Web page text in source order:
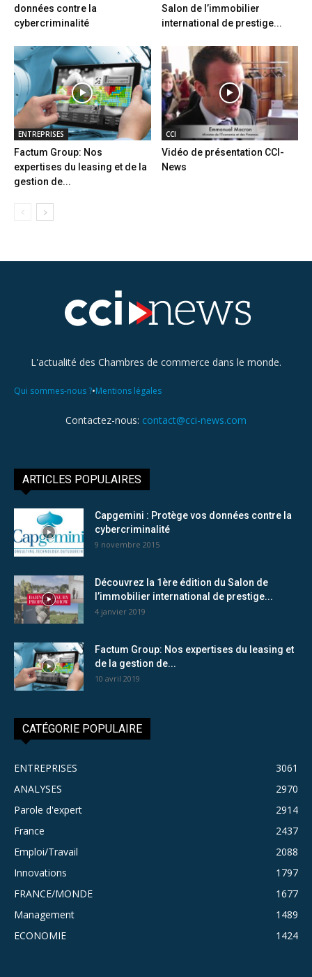
données contre la
cybercriminalité
Salon de l’immobilier
international de prestige...
ENTREPRISES
Factum Group: Nos
expertises du leasing et de la
gestion de...
CCI
Vidéo de présentation CCI-
News
L'actualité des Chambres de commerce dans le monde.
Qui sommes-nous ?•Mentions légales
Contactez-nous: contact@cci-news.com
ARTICLES POPULAIRES
Capgemini : Protège vos données contre la
cybercriminalité
9 novembre 2015
Découvrez la 1ère édition du Salon de
l’immobilier international de prestige...
4 janvier 2019
Factum Group: Nos expertises du leasing et
de la gestion de...
10 avril 2019
CATÉGORIE POPULAIRE
ENTREPRISES
3061
ANALYSES
2970
Parole d'expert
2914
France
2437
Emploi/Travail
2088
Innovations
1797
FRANCE/MONDE
1677
Management
1489
ECONOMIE
1424